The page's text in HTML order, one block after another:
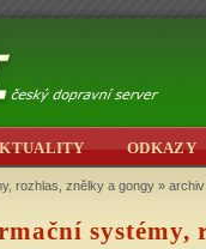
ODKAZY
rozhlas, znělky a gongy »
systémy,